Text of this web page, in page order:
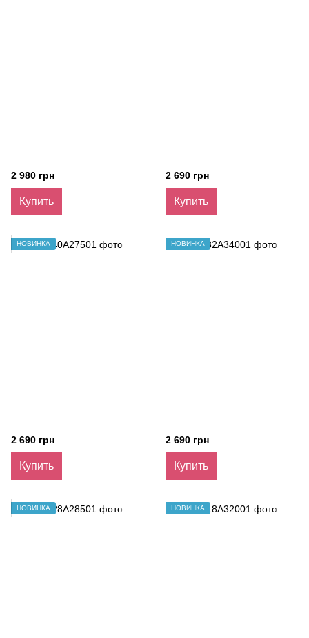
2 980 грн
Купить
2 690 грн
Купить
НОВИНКА
2 690 грн
Купить
НОВИНКА
2 690 грн
Купить
НОВИНКА НОВИНКА